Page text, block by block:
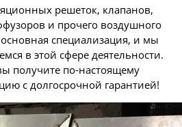
решеток, клапанов,
и прочего воздушного
специализация, и мы
в этой сфере деятельности.
получите по-настоящему
с долгосрочной гарантией!